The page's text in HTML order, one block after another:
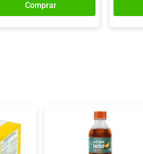
Comprar